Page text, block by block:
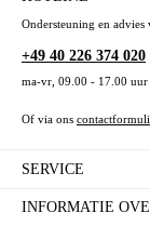
Ondersteuning en advies
+49 40 226 374 020
ma-vr, 09.00 - 17.00 uur
Of via ons
SERVICE
INFORMATIE